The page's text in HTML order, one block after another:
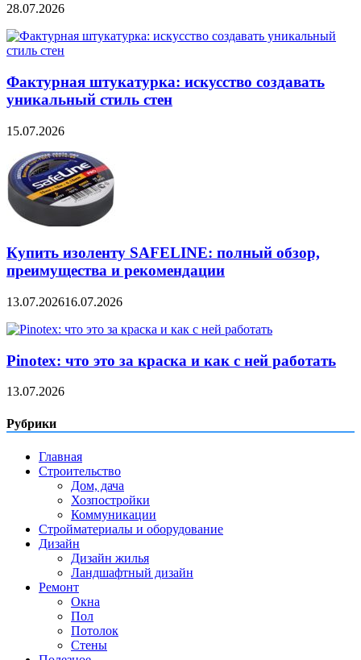
28.07.2026
Фактурная штукатурка: искусство создавать
уникальный стиль стен
15.07.2026
Купить изоленту SAFELINE: полный обзор,
преимущества и рекомендации
13.07.202616.07.2026
Pinotex: что это за краска и как с ней работать
13.07.2026
Рубрики
Главная
Строительство
Дом, дача
Хозпостройки
Коммуникации
Стройматериалы и оборудование
Дизайн
Дизайн жилья
Ландшафтный дизайн
Ремонт
Окна
Пол
Потолок
Стены